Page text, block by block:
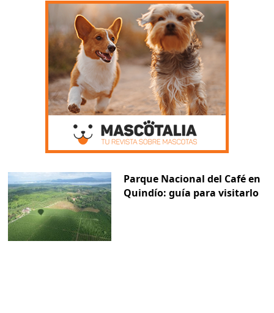
Parque Nacional del Café en
Quindío: guía para visitarlo